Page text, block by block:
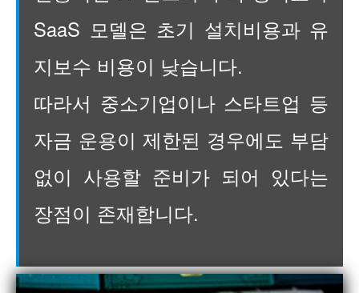
SaaS 모델은 초기 설치비용과 유
지보수 비용이 낮습니다.
따라서 중소기업이나 스타트업 등
자금 운용이 제한된 경우에도 부담
없이 사용할 준비가 되어 있다는
장점이 존재합니다.